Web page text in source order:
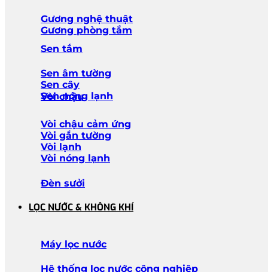
Gương nghệ thuật
Gương phòng tắm
Sen tắm
Sen âm tường
Sen cây
Sen nóng lạnh
Vòi chậu
Vòi chậu cảm ứng
Vòi gắn tường
Vòi lạnh
Vòi nóng lạnh
Đèn sưởi
LỌC NƯỚC & KHÔNG KHÍ
Máy lọc nước
Hệ thống lọc nước công nghiệp